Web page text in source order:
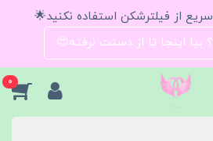
سریع از فیلترشکن استفاده نکنید🌟
بیا اینجا تا از دستت نرفته😍
0